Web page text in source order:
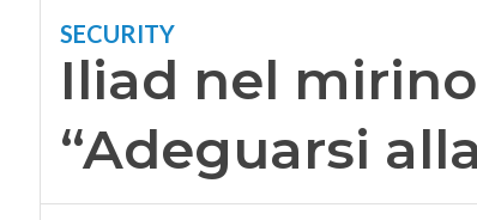
SECURITY
Iliad nel
“Adeguarsi